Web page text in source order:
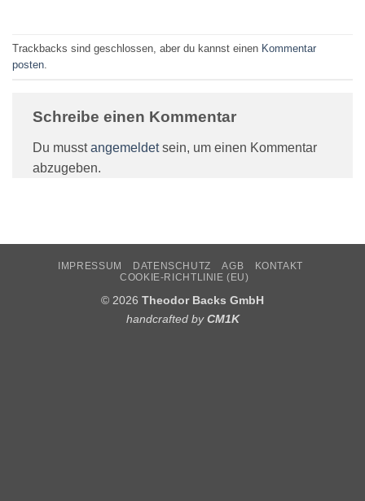
Trackbacks sind geschlossen, aber du kannst einen Kommentar
posten
Schreibe einen Kommentar
Du musstangemeldetsein, um einen Kommentar
abzugeben.
IMPRESSUM DATENSCHUTZ AGB
KONTAKT
COOKIE-RICHTLINIE (EU)
© 2026 Theodor Backs GmbH
handcrafted byCM1K